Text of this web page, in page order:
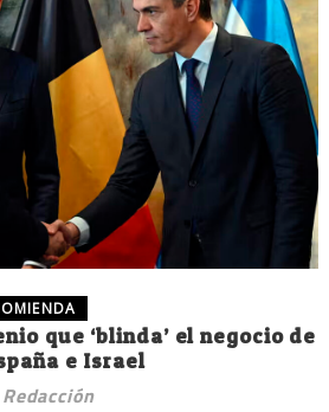
que ‘blinda’ el negocio de
e Israel
Redacción